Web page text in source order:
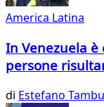
America Latina
In Venezuela
persone
di Estefano